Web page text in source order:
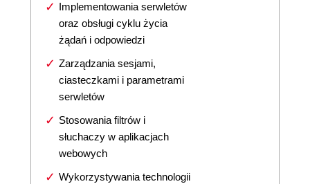
Implementowania serwletów
oraz obsługi cyklu życia
żądań i odpowiedzi
Zarządzania sesjami,
ciasteczkami i parametrami
serwletów
Stosowania filtrów i
słuchaczy w aplikacjach
webowych
Wykorzystywania technologii